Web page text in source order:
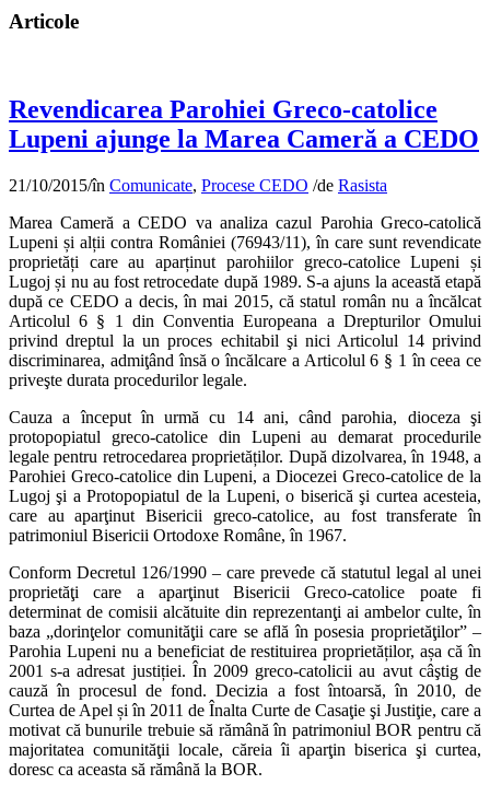
Articole
Revendicarea Parohiei Greco-catolice
Lupeni ajunge la Marea Cameră a CEDO
21/10/2015/în Comunicate, Procese CEDO /de Rasista
Marea Cameră a CEDO va analiza cazul Parohia Greco-catolică
Lupeni și alții contra României (76943/11), în care sunt revendicate
proprietăți care au aparținut parohiilor greco-catolice Lupeni și
Lugoj și nu au fost retrocedate după 1989. S-a ajuns la această etapă
după ce CEDO a decis, în mai 2015, că statul român nu a încălcat
Articolul 6 § 1 din Conventia Europeana a Drepturilor Omului
privind dreptul la un proces echitabil şi nici Articolul 14 privind
discriminarea, admiţând însă o încălcare a Articolul 6 § 1 în ceea ce
priveşte durata procedurilor legale.
Cauza a început în urmă cu 14 ani, când parohia, dioceza şi
protopopiatul greco-catolice din Lupeni au demarat procedurile
legale pentru retrocedarea proprietăților. După dizolvarea, în 1948, a
Parohiei Greco-catolice din Lupeni, a Diocezei Greco-catolice de la
Lugoj şi a Protopopiatul de la Lupeni, o biserică şi curtea acesteia,
care au aparţinut Bisericii greco-catolice, au fost transferate în
patrimoniul Bisericii Ortodoxe Române, în 1967.
Conform Decretul 126/1990 – care prevede că statutul legal al unei
proprietăţi care a aparţinut Bisericii Greco-catolice poate fi
determinat de comisii alcătuite din reprezentanţi ai ambelor culte, în
baza „dorinţelor comunităţii care se află în posesia proprietăţilor” –
Parohia Lupeni nu a beneficiat de restituirea proprietăților, așa că în
2001 s-a adresat justiției. În 2009 greco-catolicii au avut câştig de
cauză în procesul de fond. Decizia a fost întoarsă, în 2010, de
Curtea de Apel și în 2011 de Înalta Curte de Casaţie şi Justiţie, care a
motivat că bunurile trebuie să rămână în patrimoniul BOR pentru că
majoritatea comunităţii locale, căreia îi aparţin biserica şi curtea,
doresc ca aceasta să rămână la BOR.